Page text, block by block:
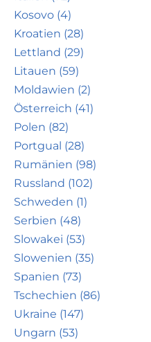
Kosovo (4)
Kroatien (28)
Lettland (29)
Litauen (59)
Moldawien (2)
Österreich (41)
Polen (82)
Portgual (28)
Rumänien (98)
Russland (102)
Schweden (1)
Serbien (48)
Slowakei (53)
Slowenien (35)
Spanien (73)
Tschechien (86)
Ukraine (147)
Ungarn (53)